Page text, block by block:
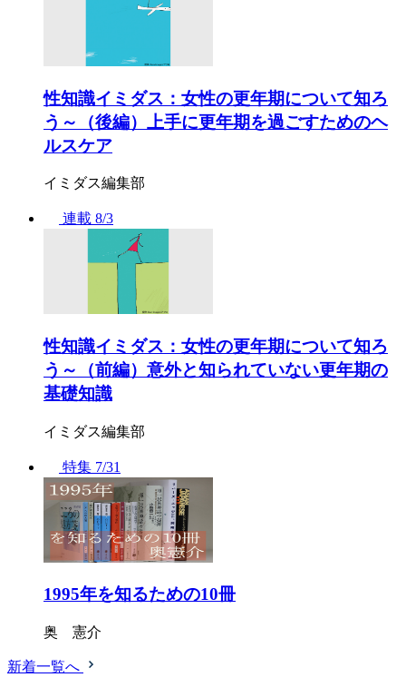
性知識イミダス：女性の更年期について知ろ
う～（後編）上手に更年期を過ごすためのヘ
ルスケア
イミダス編集部
連載 8/3
性知識イミダス：女性の更年期について知ろ
う～（前編）意外と知られていない更年期の
基礎知識
イミダス編集部
特集 7/31
1995年を知るための10冊
奥 憲介
新着一覧へ